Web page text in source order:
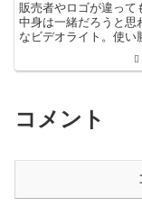
販売者やロゴが違って
中身は一緒だろうと思
なビデオライト。使い
が、とにかくすぐ壊れ
コメント